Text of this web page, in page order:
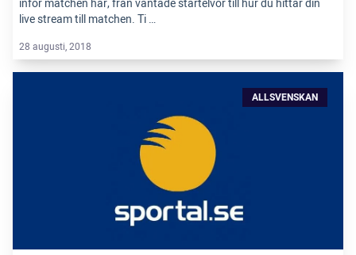
live stream till matchen. Ti …
28 augusti, 2018
ALLSVENSKAN